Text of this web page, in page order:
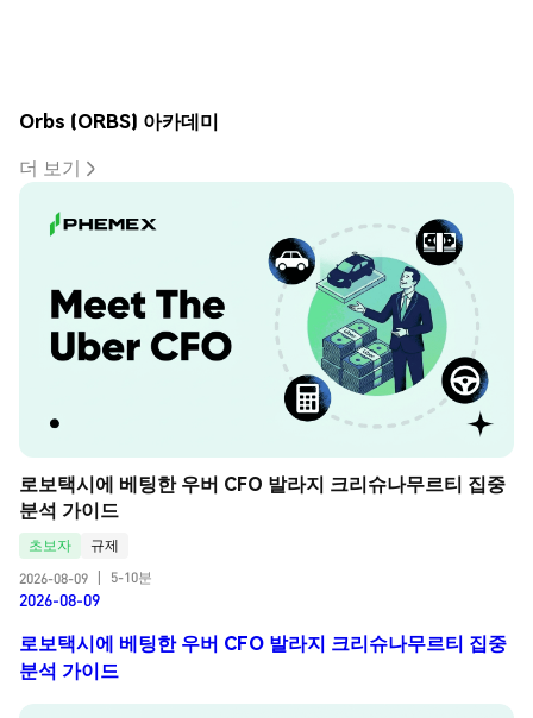
Orbs (ORBS) 아카데미
더 보기
로보택시에 베팅한 우버 CFO 발라지 크리슈나무르티 집중
분석 가이드
초보자
규제
2026-08-09
5-10분
2026-08-09
로보택시에 베팅한 우버 CFO 발라지 크리슈나무르티 집중
분석 가이드